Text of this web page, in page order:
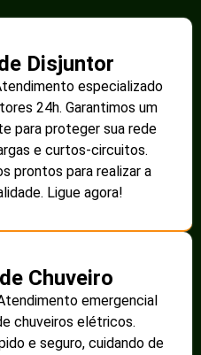
Disjuntor
especializado
24h. Garantimos um
para proteger sua rede
e curtos-circuitos.
prontos para realizar a
Ligue agora!
Chuveiro
emergencial
chuveiros elétricos.
e seguro, cuidando de